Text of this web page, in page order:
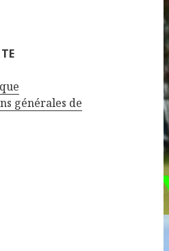
générales de